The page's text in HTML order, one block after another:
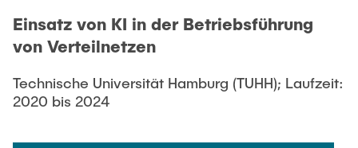
Einsatz von KI in der Betriebsführung
von Verteilnetzen
Technische Universität Hamburg (TUHH); Laufzeit:
2020 bis 2024